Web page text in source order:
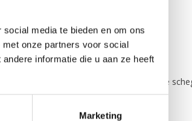
media te bieden en om ons
onze partners voor social
informatie die u aan ze heeft
Marketing
en een lengte van 2.5 meter. De